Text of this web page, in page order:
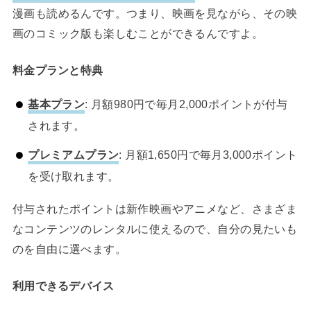
漫画も読めるんです。つまり、映画を見ながら、その映
画のコミック版も楽しむことができるんですよ。
料金プランと特典
基本プラン: 月額980円で毎月2,000ポイントが付与
されます。
プレミアムプラン: 月額1,650円で毎月3,000ポイント
を受け取れます。
付与されたポイントは新作映画やアニメなど、さまざま
なコンテンツのレンタルに使えるので、自分の見たいも
のを自由に選べます。
利用できるデバイス